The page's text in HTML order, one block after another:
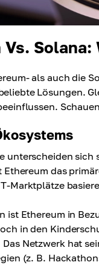
Vs.
als auch die
Lösungen.
unterscheiden sich
Ethereum das
Marktplätze
ist Ethereum in
in den
Netzwerk hat
(z. B.